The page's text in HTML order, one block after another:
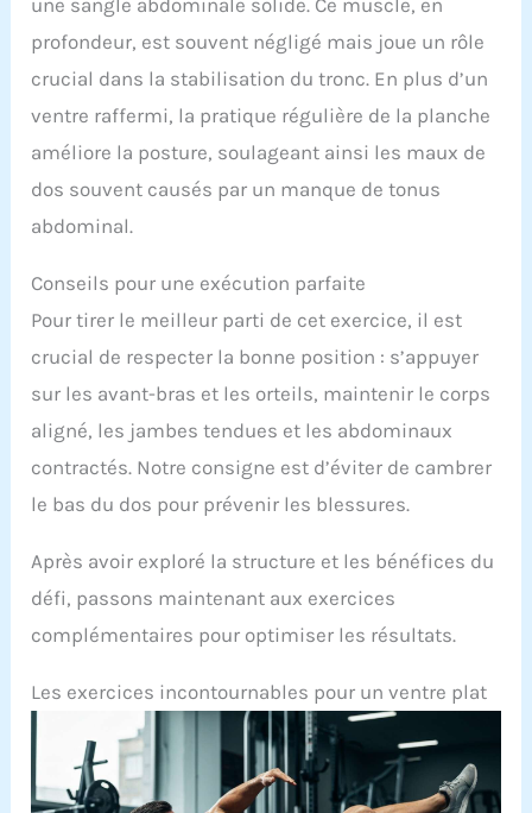
une sangle abdominale solide. Ce muscle, en
profondeur, est souvent négligé mais joue un rôle
crucial dans la stabilisation du tronc. En plus d’un
ventre raffermi, la pratique régulière de la planche
améliore la posture, soulageant ainsi les maux de
dos souvent causés par un manque de tonus
abdominal.
Conseils pour une exécution parfaite
Pour tirer le meilleur parti de cet exercice, il est
crucial de respecter la bonne position : s’appuyer
sur les avant-bras et les orteils, maintenir le corps
aligné, les jambes tendues et les abdominaux
contractés. Notre consigne est d’éviter de cambrer
le bas du dos pour prévenir les blessures.
Après avoir exploré la structure et les bénéfices du
défi, passons maintenant aux exercices
complémentaires pour optimiser les résultats.
Les exercices incontournables pour un ventre plat